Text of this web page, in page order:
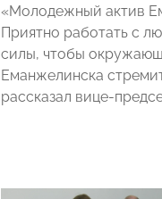
«Молодежный актив
Приятно работать с
силы, чтобы
Еманжелинска
рассказал вице-